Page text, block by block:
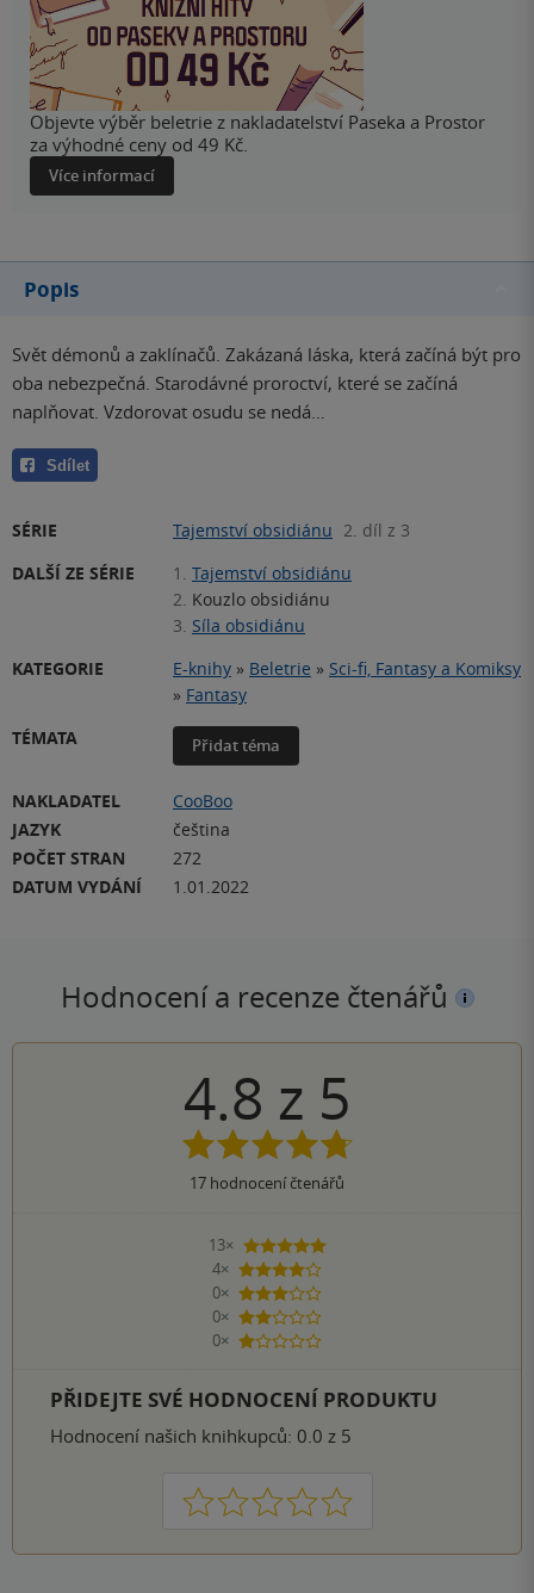
Objevte výběr beletrie z nakladatelství Paseka a Prostor
za výhodné ceny od 49 Kč.
Více informací
Popis
Svět démonů a zaklínačů. Zakázaná láska, která začíná být pro
oba nebezpečná. Starodávné proroctví, které se začíná
naplňovat. Vzdorovat osudu se nedá…
Sdílet
SÉRIE Tajemství obsidiánu 2. díl z 3
DALŠÍ ZE SÉRIE
1. Tajemství obsidiánu
2. Kouzlo obsidiánu
3. Síla obsidiánu
KATEGORIE
E-knihy » Beletrie » Sci-fi, Fantasy a Komiksy
» Fantasy
TÉMATA
Přidat téma
NAKLADATEL
CooBoo
JAZYK
čeština
POČET STRAN
272
DATUM VYDÁNÍ
1.01.2022
Hodnocení a recenze čtenářů
4.8 z 5
17 hodnocení čtenářů
13×
5 hvězdiček
4×
4 hvězdičky
0×
3 hvězdičky
0×
2 hvězdičky
0×
1 hvezdička
PŘIDEJTE SVÉ HODNOCENÍ PRODUKTU
Hodnocení našich knihkupců: 0.0 z 5
1 2 3 4 5